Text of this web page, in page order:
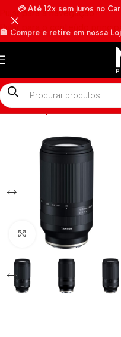
Pular para a navegação
Pular para o conteúdo principal
Início»Shop»Lente Tamron
Clique para ampliar
💳 Até 12x sem juros no
🏦 Compre e retire em nossa
🏍️ Envios rápidos por